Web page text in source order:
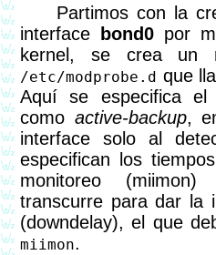
Partimos con la creación de una nueva
interface
bond0 por
kernel, se crea un
/etc/modprobe.d que
Aquí se especifica el
como active-backup,
interface solo al
especifican los
monitoreo
transcurre para dar la
(downdelay), el que
miimon.